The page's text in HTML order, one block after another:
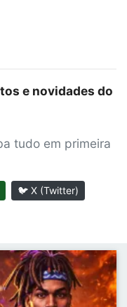
e novidades do
tudo em primeira
🐦 X (Twitter)